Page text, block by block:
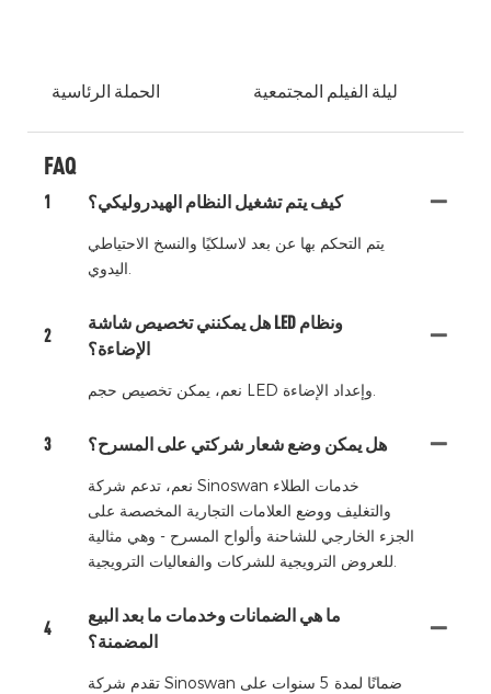
الحملة الرئاسية ليلة الفيلم المجتمعية
FAQ
1 كيف يتم تشغيل النظام الهيدروليكي؟
يتم التحكم بها عن بعد لاسلكيًا والنسخ الاحتياطي
اليدوي.
2
هل يمكنني تخصيص شاشة LED ونظام
الإضاءة؟
نعم، يمكن تخصيص حجم LED وإعداد الإضاءة.
3 هل يمكن وضع شعار شركتي على المسرح؟
نعم، تدعم شركة Sinoswan خدمات الطلاء
والتغليف ووضع العلامات التجارية المخصصة على
الجزء الخارجي للشاحنة وألواح المسرح - وهي مثالية
للعروض الترويجية للشركات والفعاليات الترويجية.
4
ما هي الضمانات وخدمات ما بعد البيع
المضمنة؟
تقدم شركة Sinoswan ضمانًا لمدة 5 سنوات على